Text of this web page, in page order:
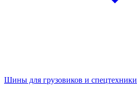
Шины для грузовиков и спецтехники